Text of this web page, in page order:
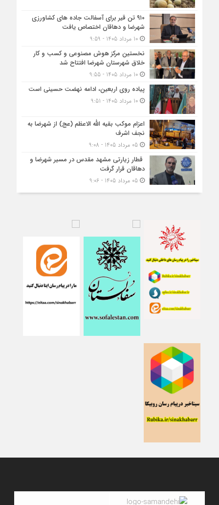
۹۱۰ تن قیر برای آسفالت جاده های کشاورزی
شهرضا و دهاقان اختصاص یافت
10 مرداد 1405 - 9:59
نخستین مرکز هوش مصنوعی و کسب‌ و کار
خلاق شهرستان شهرضا افتتاح شد
10 مرداد 1405 - 9:55
پیاده روی اربعین، ادامه نهضت حسینی است
10 مرداد 1405 - 9:51
اعزام موکب بقیه الله الاعظم (عج) از شهرضا به
نجف اشرف
05 مرداد 1405 - 9:08
قطار زیارتی مشهد مقدس در مسیر شهرضا و
دهاقان قرار گرفت
05 مرداد 1405 - 9:06